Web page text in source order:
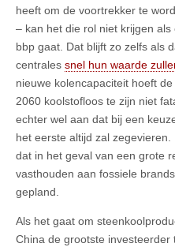
heeft om de voortrekker te
– kan het die rol niet krijgen
bbp gaat. Dat blijft zo zelfs als
centrales snel hun waarde
nieuwe kolencapaciteit hoeft
2060 koolstofloos te zijn niet
echter wel aan dat bij een
het eerste altijd zal
dat in het geval van een grote
vasthouden aan fossiele
gepland.
Als het gaat om
China de grootste investeerder